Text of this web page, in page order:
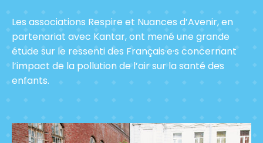
Les associations Respire et Nuances d’Avenir, en
partenariat avec Kantar, ont mené une grande
étude sur le ressenti des Français·e·s concernant
l’impact de la pollution de l’air sur la santé des
enfants.